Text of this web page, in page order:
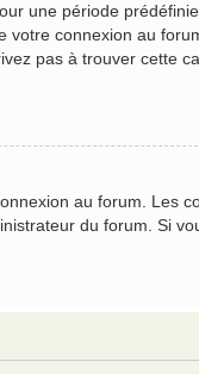
une période
connexion au
pas à trouver cette
au forum. Les
du forum. Si